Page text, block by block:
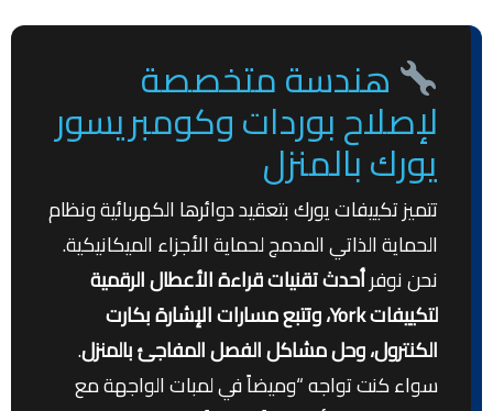
هندسة متخصصة
لإصلاح بوردات وكومبريسور
يورك بالمنزل
تتميز تكييفات يورك بتعقيد دوائرها الكهربائية ونظام
الحماية الذاتي المدمج لحماية الأجزاء الميكانيكية.
نحن نوفرأحدث تقنيات قراءة الأعطال الرقمية
لتكييفات York، وتتبع مسارات الإشارة بكارت
الكنترول، وحل مشاكل الفصل المفاجئ بالمنزل.
سواء كنت تواجه “وميضاً في لمبات الواجهة مع